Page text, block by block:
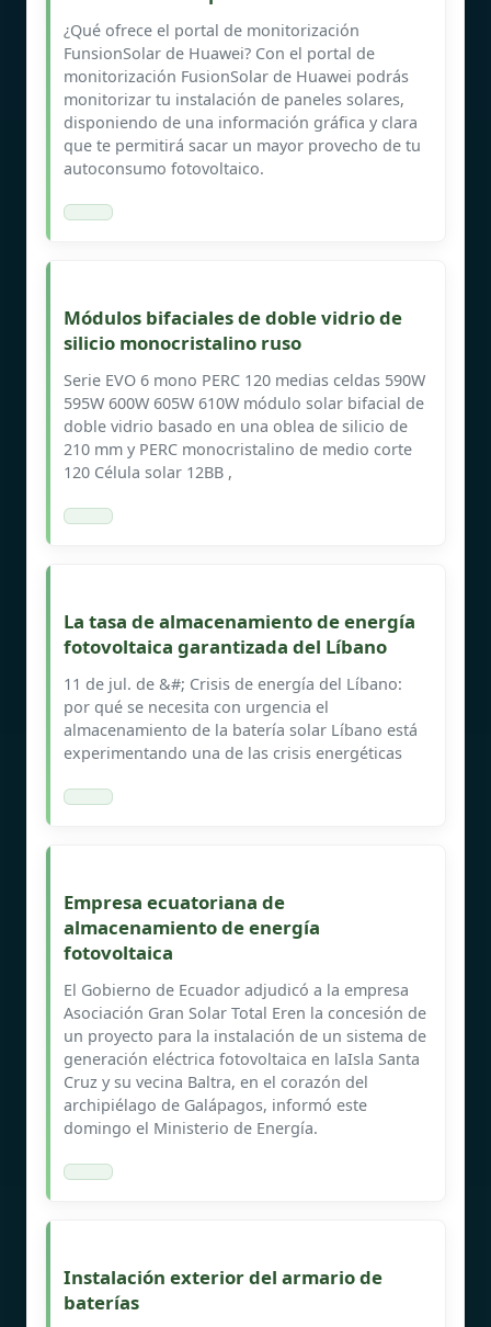
¿Qué ofrece el portal de monitorización
FunsionSolar de Huawei? Con el portal de
monitorización FusionSolar de Huawei podrás
monitorizar tu instalación de paneles solares,
disponiendo de una información gráfica y clara
que te permitirá sacar un mayor provecho de tu
autoconsumo fotovoltaico.
Módulos bifaciales de doble vidrio de
silicio monocristalino ruso
Serie EVO 6 mono PERC 120 medias celdas 590W
595W 600W 605W 610W módulo solar bifacial de
doble vidrio basado en una oblea de silicio de
210 mm y PERC monocristalino de medio corte
120 Célula solar 12BB ,
La tasa de almacenamiento de energía
fotovoltaica garantizada del Líbano
11 de jul. de &#; Crisis de energía del Líbano:
por qué se necesita con urgencia el
almacenamiento de la batería solar Líbano está
experimentando una de las crisis energéticas
Empresa ecuatoriana de
almacenamiento de energía
fotovoltaica
El Gobierno de Ecuador adjudicó a la empresa
Asociación Gran Solar Total Eren la concesión de
un proyecto para la instalación de un sistema de
generación eléctrica fotovoltaica en laIsla Santa
Cruz y su vecina Baltra, en el corazón del
archipiélago de Galápagos, informó este
domingo el Ministerio de Energía.
Instalación exterior del armario de
baterías